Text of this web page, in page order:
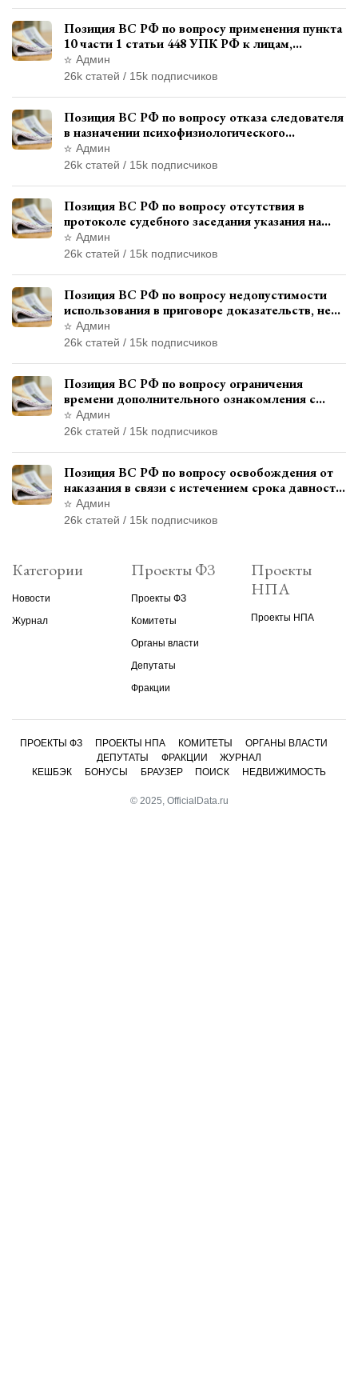
Позиция ВС РФ по вопросу применения пункта
10 части 1 статьи 448 УПК РФ к лицам,
уволенным из следственных органов
Админ
26k статей / 15k подписчиков
Позиция ВС РФ по вопросу отказа следователя
в назначении психофизиологического
исследования показаний обвиняемой с
использованием полиграфа
Админ
26k статей / 15k подписчиков
Позиция ВС РФ по вопросу отсутствия в
протоколе судебного заседания указания на
возможность выступления в прениях сторон
при наличии аудиозаписи
Админ
26k статей / 15k подписчиков
Позиция ВС РФ по вопросу недопустимости
использования в приговоре доказательств, не
исследованных в судебном заседании
Админ
26k статей / 15k подписчиков
Позиция ВС РФ по вопросу ограничения
времени дополнительного ознакомления с
материалами уголовного дела
Админ
26k статей / 15k подписчиков
Позиция ВС РФ по вопросу освобождения от
наказания в связи с истечением срока давности
уголовного преследования
Админ
26k статей / 15k подписчиков
Категории
Новости
Журнал
Проекты ФЗ
Проекты ФЗ
Комитеты
Органы власти
Депутаты
Фракции
Проекты
НПА
Проекты НПА
ПРОЕКТЫ ФЗ ПРОЕКТЫ НПА КОМИТЕТЫ
ОРГАНЫ ВЛАСТИ
ДЕПУТАТЫ
ФРАКЦИИ
ЖУРНАЛ
КЕШБЭК
БОНУСЫ БРАУЗЕР ПОИСК НЕДВИЖИМОСТЬ
© 2025, OfficialData.ru